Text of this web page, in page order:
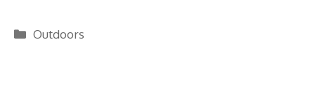
Categories
Outdoors